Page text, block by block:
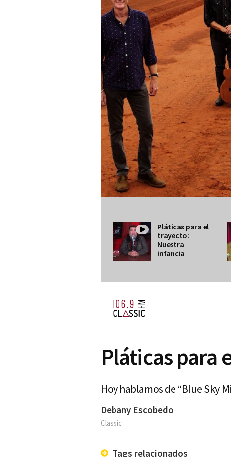
Pláticas para el
trayecto:
Nuestra
infancia
Pláticas para
Hoy hablamos de “Blue Sky
Debany Escobedo
Classic
Tags relacionados